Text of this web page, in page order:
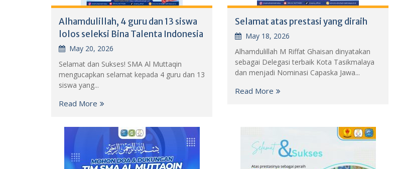
Alhamdulillah, 4 guru dan 13 siswa
lolos seleksi Bina Talenta Indonesia
May 20, 2026
Selamat dan Sukses! SMA Al Muttaqin
mengucapkan selamat kepada 4 guru dan 13
siswa yang...
Read More
Selamat atas prestasi yang diraih
May 18, 2026
Alhamdulillah M Riffat Ghaisan dinyatakan
sebagai Delegasi terbaik Kota Tasikmalaya
dan menjadi Nominasi Capaska Jawa...
Read More